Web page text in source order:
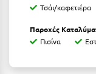
Ζαγοροχώρια
Ζάκυνθος
Τσάι/καφετιέρα
Παροχές
Πισίνα